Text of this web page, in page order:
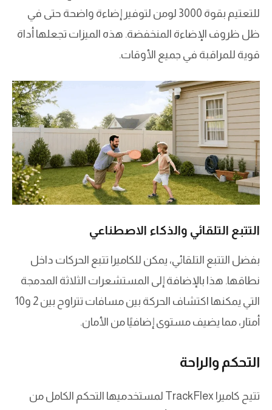
للتعتيم بقوة 3000 لومن لتوفير إضاءة واضحة حتى في
ظل ظروف الإضاءة المنخفضة. هذه الميزات تجعلها أداة
قوية للمراقبة في جميع الأوقات.
التتبع التلقائي والذكاء الاصطناعي
بفضل التتبع التلقائي، يمكن للكاميرا تتبع الحركات داخل
نطاقها. هذا بالإضافة إلى المستشعرات الثلاثة المدمجة
التي يمكنها اكتشاف الحركة بين مسافات تتراوح بين 2 و10
أمتار، مما يضيف مستوى إضافيًا من الأمان.
التحكم والراحة
تتيح كاميرا TrackFlex لمستخدميها التحكم الكامل من